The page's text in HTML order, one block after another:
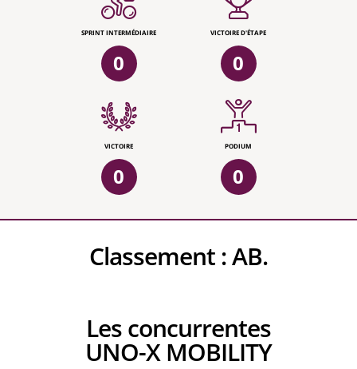
SPRINT INTERMÉDIAIRE
0
VICTOIRE D'ÉTAPE
0
VICTOIRE
0
PODIUM
0
Classement :AB.
Les concurrentes
UNO-X MOBILITY